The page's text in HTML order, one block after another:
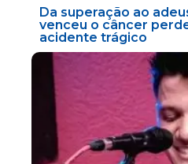
Da superação ao
venceu o câncer
acidente trágico